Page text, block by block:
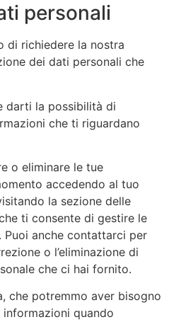
personali
di richiedere la nostra
dei dati personali che
darti la possibilità di
che ti riguardano
o eliminare le tue
accedendo al tuo
la sezione delle
ti consente di gestire le
anche contattarci per
o l’eliminazione di
che ci hai fornito.
che potremmo aver bisogno
quando